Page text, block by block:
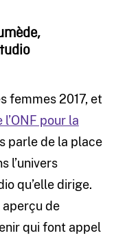
femmes 2017, et
l’ONF pour la
parle de la place
l’univers
qu’elle dirige.
aperçu de
qui font appel